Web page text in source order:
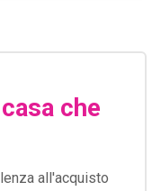
che
all'acquisto